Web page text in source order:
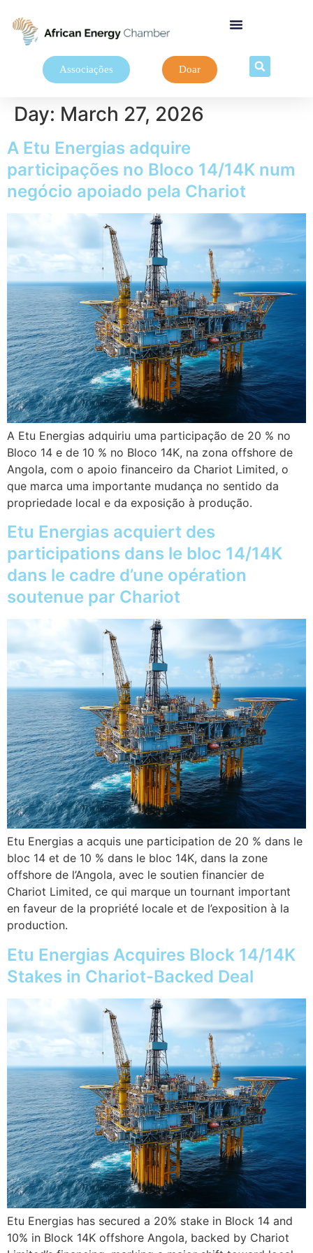
Associações Doar
Day: March 27, 2026
A Etu Energias adquire
participações no Bloco 14/14K num
negócio apoiado pela Chariot
A Etu Energias adquiriu uma participação de 20 % no
Bloco 14 e de 10 % no Bloco 14K, na zona offshore de
Angola, com o apoio financeiro da Chariot Limited, o
que marca uma importante mudança no sentido da
propriedade local e da exposição à produção.
Etu Energias acquiert des
participations dans le bloc 14/14K
dans le cadre d’une opération
soutenue par Chariot
Etu Energias a acquis une participation de 20 % dans le
bloc 14 et de 10 % dans le bloc 14K, dans la zone
offshore de l’Angola, avec le soutien financier de
Chariot Limited, ce qui marque un tournant important
en faveur de la propriété locale et de l’exposition à la
production.
Etu Energias Acquires Block 14/14K
Stakes in Chariot-Backed Deal
Etu Energias has secured a 20% stake in Block 14 and
10% in Block 14K offshore Angola, backed by Chariot